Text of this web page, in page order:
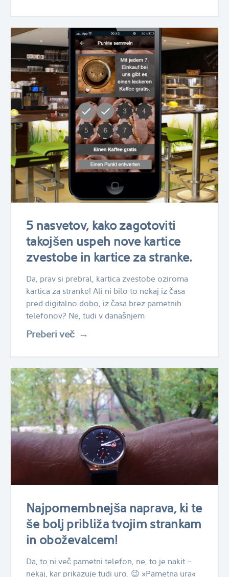
5 nasvetov, kako zagotoviti
takojšen uspeh nove kartice
zvestobe in kartice za stranke.
Da, prav si prebral, kartica zvestobe oziroma
kartica za stranke! Ali ni bilo to nekaj iz časa
pred digitalno dobo, iz časa brez pametnih
telefonov? Ne, tudi v današnjem
Preberi več
Najpomembnejša naprava, ki te
še bolj približa tvojim strankam
in oboževalcem!
Da, to ni več pametni telefon, ne, to je nakit –
nekaj, kar prikazuje tudi uro. 😉 »Pametna ura«